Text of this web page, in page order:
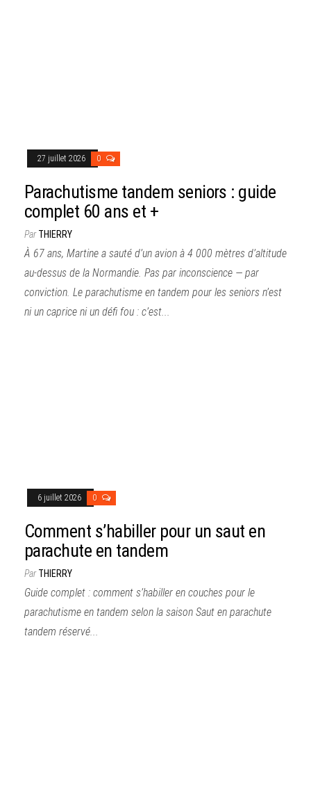
27 juillet 2026 0
Parachutisme tandem seniors : guide
complet 60 ans et +
ParTHIERRY
À 67 ans, Martine a sauté d’un avion à 4 000 mètres d’altitude
au-dessus de la Normandie. Pas par inconscience — par
conviction. Le parachutisme en tandem pour les seniors n’est
ni un caprice ni un défi fou : c’est...
6 juillet 2026 0
Comment s’habiller pour un saut en
parachute en tandem
ParTHIERRY
Guide complet : comment s’habiller en couches pour le
parachutisme en tandem selon la saison Saut en parachute
tandem réservé...